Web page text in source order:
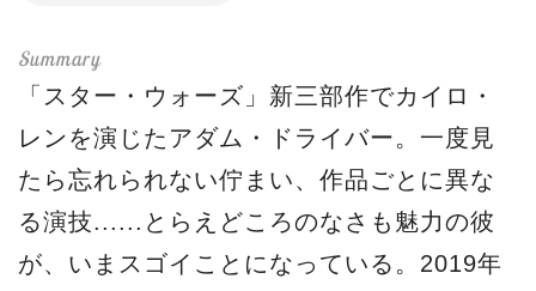
「スター・ウォーズ」新三部作でカイロ・
レンを演じたアダム・ドライバー。一度見
たら忘れられない佇まい、作品ごとに異な
る演技......とらえどころのなさも魅力の彼
が、いまスゴイことになっている。2019年